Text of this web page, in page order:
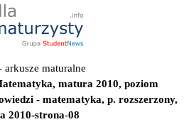
arkusze maturalne
matura 2010, poziom
- matematyka, p. rozszerzony,
2010-strona-08